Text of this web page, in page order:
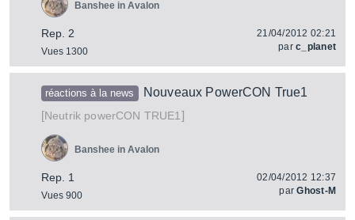
Rep. 2
Vues 1300
Banshee in Avalon
21/04/2012 02:21
parc_planet
réactions à la news
Nouveaux PowerCON True1
[Neutrik powerCON TRUE1 ]
Rep. 1
Vues 900
Banshee in Avalon
02/04/2012 12:37
parGhost-M